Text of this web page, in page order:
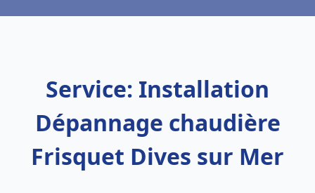
Service: Installation
Dépannage chaudière
Frisquet Dives sur Mer